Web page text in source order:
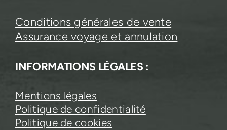
Conditions générales de vente
Assurance voyage et annulation
INFORMATIONS LÉGALES :
Mentions légales
Politique de confidentialité
Politique de cookies